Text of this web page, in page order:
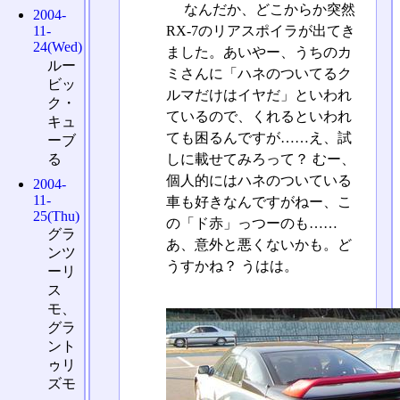
なんだか、どこからか突然
RX-7のリアスポイラが出てき
ました。あいやー、うちのカ
ミさんに「ハネのついてるク
ルマだけはイヤだ」といわれ
ているので、くれるといわれ
ても困るんですが……え、試
しに載せてみろって？ むー、
個人的にはハネのついている
車も好きなんですがねー、こ
の「ド赤」っつーのも……
あ、意外と悪くないかも。ど
うすかね？ うはは。
2004-
11-
24(Wed)
ルー
ビッ
ク・
キュ
ーブ
る
2004-
11-
25(Thu)
グラ
ンツ
ーリ
ス
モ、
グラ
ント
ゥリ
ズモ